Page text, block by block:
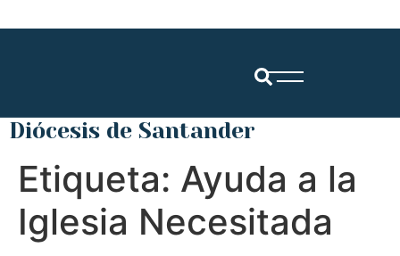
Diócesis de Santander
Etiqueta: Ayuda a la
Iglesia Necesitada